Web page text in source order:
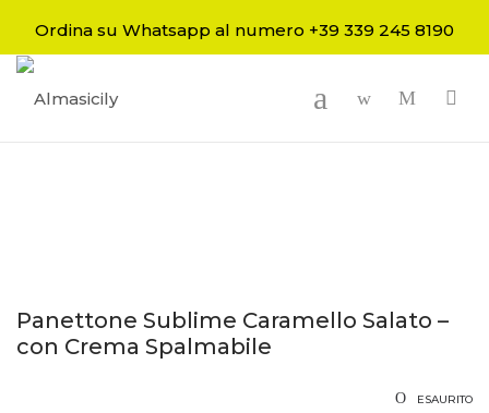
Ordina su Whatsapp al numero +39 339 245 8190
Panettone Sublime Caramello Salato –
con Crema Spalmabile
ESAURITO